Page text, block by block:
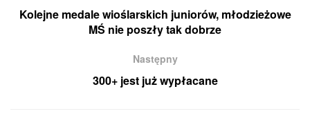
Kolejne medale wioślarskich juniorów, młodzieżowe
MŚ nie poszły tak dobrze
Następny
300+ jest już wypłacane